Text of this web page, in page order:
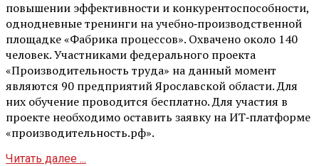
повышении эффективности и конкурентоспособности,
однодневные тренинги на учебно‑производственной
площадке «Фабрика процессов». Охвачено около 140
человек. Участниками федерального проекта
«Производительность труда» на данный момент
являются 90 предприятий Ярославской области. Для
них обучение проводится бесплатно. Для участия в
проекте необходимо оставить заявку на ИТ‑платформе
«производительность.рф».
Читать далее ...